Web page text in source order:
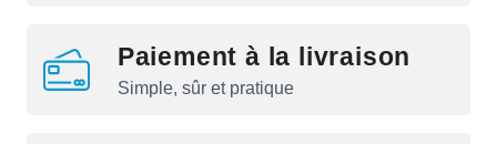
Paiement à la livraison
Simple, sûr et pratique